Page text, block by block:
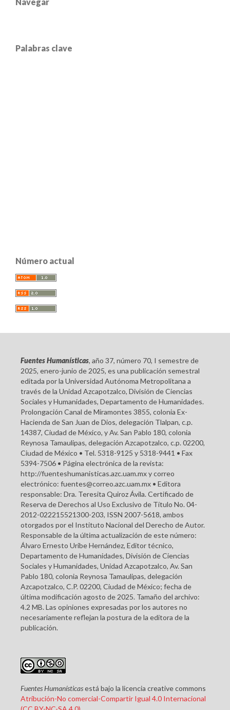
Palabras clave
Número actual
Fuentes Humanísticas, año 37, número 70, I semestre de
2025, enero-junio de 2025, es una publicación semestral
editada por la Universidad Autónoma Metropolitana a
través de la Unidad Azcapotzalco, División de Ciencias
Sociales y Humanidades, Departamento de Humanidades.
Prolongación Canal de Miramontes 3855, colonia Ex-
Hacienda de San Juan de Dios, delegación Tlalpan, c.p.
14387, Ciudad de México, y Av. San Pablo 180, colonia
Reynosa Tamaulipas, delegación Azcapotzalco, c.p. 02200,
Ciudad de México • Tel. 5318-9125 y 5318-9441 • Fax
5394-7506 • Página electrónica de la revista:
http://fuenteshumanisticas.azc.uam.mx y correo
electrónico: fuentes@correo.azc.uam.mx • Editora
responsable: Dra. Teresita Quiroz Ávila. Certificado de
Reserva de Derechos al Uso Exclusivo de Título No. 04-
2012-022215521300-203, ISSN 2007-5618, ambos
otorgados por el Instituto Nacional del Derecho de Autor.
Responsable de la última actualización de este número:
Álvaro Ernesto Uribe Hernández, Editor técnico,
Departamento de Humanidades, División de Ciencias
Sociales y Humanidades, Unidad Azcapotzalco, Av. San
Pablo 180, colonia Reynosa Tamaulipas, delegación
Azcapotzalco, C.P. 02200, Ciudad de México; fecha de
última modificación agosto de 2025. Tamaño del archivo:
4.2 MB. Las opiniones expresadas por los autores no
necesariamente reflejan la postura de la editora de la
publicación.
Fuentes Humanísticasestá bajo la licencia creative commons
Atribución-No comercial-Compartir Igual 4.0 Internacional